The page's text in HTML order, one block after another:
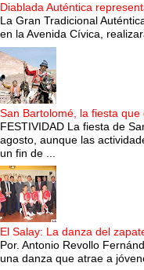
Diablada Auténtica
La Gran Tradicional
en la Avenida Cívica,
San Bartolomé, la fiesta
FESTIVIDAD La fiesta de
agosto, aunque las
un fin de ...
El Salay: La danza del
Por. Antonio Revollo
una danza que atrae a